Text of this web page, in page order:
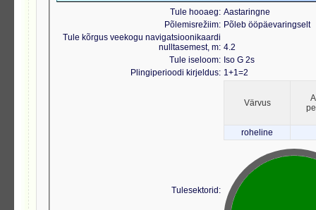
Tule hooaeg Aastaringne
Põlemisrežiim
Põleb ööpäevaringselt
Tule kõrgus veekogu navigatsioonikaardi
nulltasemest, m 4.2
Tule iseloom
Iso G 2s
Plingiperioodi kirjeldus 1+1=2
Tulesektorid
Värvus
roheline